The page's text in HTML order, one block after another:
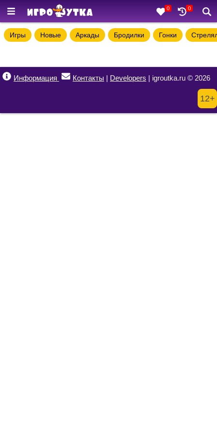
0 0
Игры Новые Аркады Бродилки Гонки
Информация Контакты | Developers | igroutka.ru © 2026
12+